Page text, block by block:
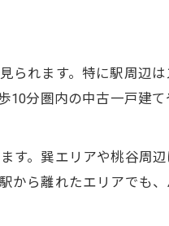
られます。特に駅周辺
分圏内の中古一戸建て
す。巽エリアや桃谷周
から離れたエリアでも